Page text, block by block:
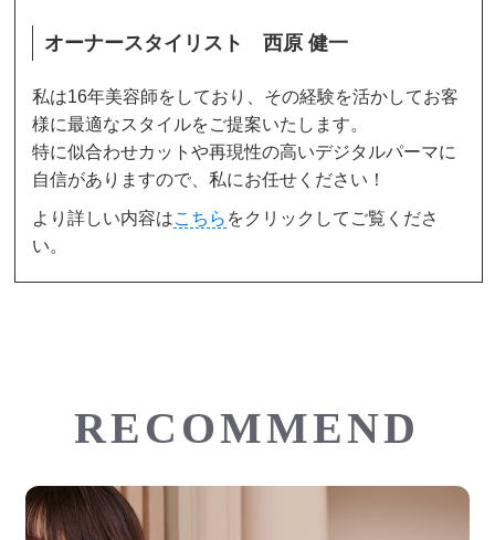
オーナースタイリスト 西原 健一
私は16年美容師をしており、その経験を活かしてお客
様に最適なスタイルをご提案いたします。
特に似合わせカットや再現性の高いデジタルパーマに
自信がありますので、私にお任せください！
より詳しい内容はこちら をクリックしてご覧くださ
い。
RECOMMEND